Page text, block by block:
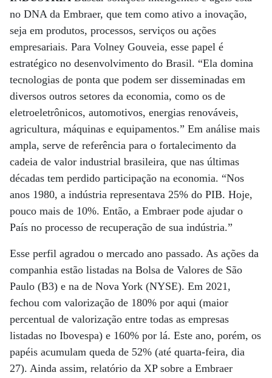
no DNA da Embraer, que tem como ativo a inovação,
seja em produtos, processos, serviços ou ações
empresariais. Para Volney Gouveia, esse papel é
estratégico no desenvolvimento do Brasil. “Ela domina
tecnologias de ponta que podem ser disseminadas em
diversos outros setores da economia, como os de
eletroeletrônicos, automotivos, energias renováveis,
agricultura, máquinas e equipamentos.” Em análise mais
ampla, serve de referência para o fortalecimento da
cadeia de valor industrial brasileira, que nas últimas
décadas tem perdido participação na economia. “Nos
anos 1980, a indústria representava 25% do PIB. Hoje,
pouco mais de 10%. Então, a Embraer pode ajudar o
País no processo de recuperação de sua indústria.”
Esse perfil agradou o mercado ano passado. As ações da
companhia estão listadas na Bolsa de Valores de São
Paulo (B3) e na de Nova York (NYSE). Em 2021,
fechou com valorização de 180% por aqui (maior
percentual de valorização entre todas as empresas
listadas no Ibovespa) e 160% por lá. Este ano, porém, os
papéis acumulam queda de 52% (até quarta-feira, dia
27). Ainda assim, relatório da XP sobre a Embraer